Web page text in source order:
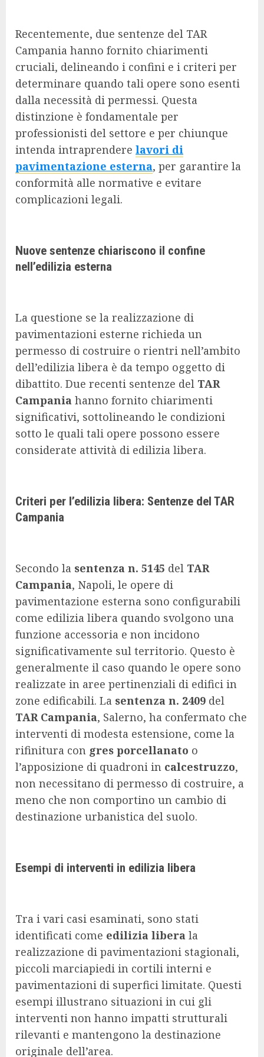
Recentemente, due sentenze del TAR
Campania hanno fornito chiarimenti
cruciali, delineando i confini e i criteri per
determinare quando tali opere sono esenti
dalla necessità di permessi. Questa
distinzione è fondamentale per
professionisti del settore e per chiunque
intenda intraprendere lavori di
pavimentazione esterna, per garantire la
conformità alle normative e evitare
complicazioni legali.
Nuove sentenze chiariscono il confine
nell’edilizia esterna
La questione se la realizzazione di
pavimentazioni esterne richieda un
permesso di costruire o rientri nell’ambito
dell’edilizia libera è da tempo oggetto di
dibattito. Due recenti sentenze del TAR
Campania hanno fornito chiarimenti
significativi, sottolineando le condizioni
sotto le quali tali opere possono essere
considerate attività di edilizia libera.
Criteri per l’edilizia libera: Sentenze del TAR
Campania
Secondo la sentenza n. 5145 del TAR
Campania, Napoli, le opere di
pavimentazione esterna sono configurabili
come edilizia libera quando svolgono una
funzione accessoria e non incidono
significativamente sul territorio. Questo è
generalmente il caso quando le opere sono
realizzate in aree pertinenziali di edifici in
zone edificabili. La sentenza n. 2409 del
TAR Campania, Salerno, ha confermato che
interventi di modesta estensione, come la
rifinitura con gres porcellanato o
l’apposizione di quadroni in calcestruzzo,
non necessitano di permesso di costruire, a
meno che non comportino un cambio di
destinazione urbanistica del suolo.
Esempi di interventi in edilizia libera
Tra i vari casi esaminati, sono stati
identificati come edilizia libera la
realizzazione di pavimentazioni stagionali,
piccoli marciapiedi in cortili interni e
pavimentazioni di superfici limitate. Questi
esempi illustrano situazioni in cui gli
interventi non hanno impatti strutturali
rilevanti e mantengono la destinazione
originale dell’area.